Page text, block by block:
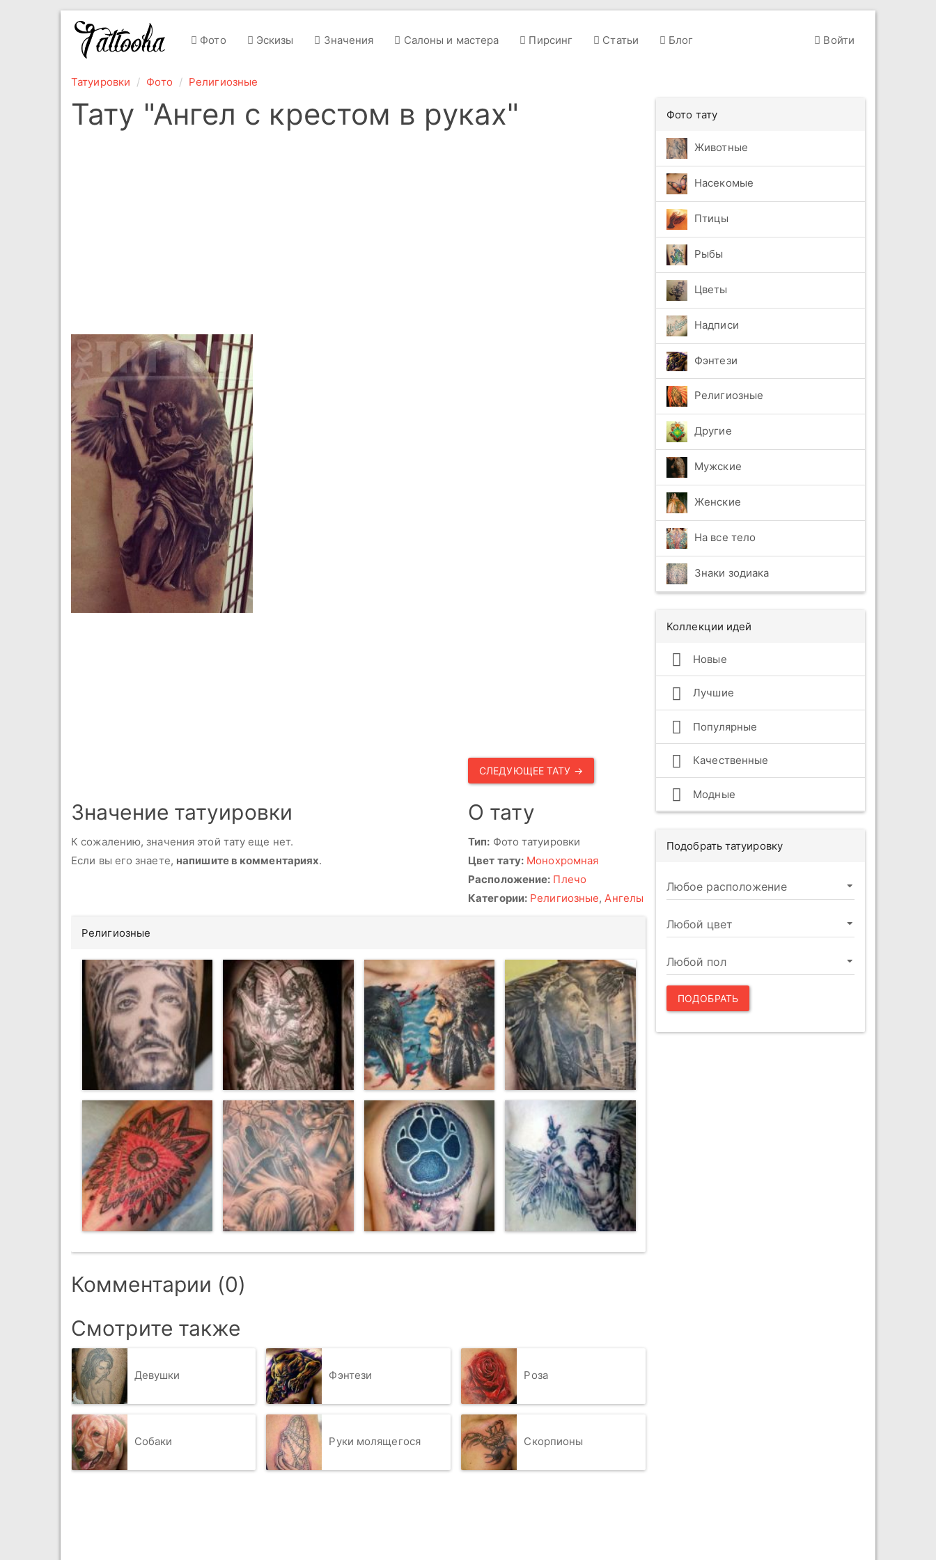
Фото Эскизы Значения Салоны и мастера Пирсинг Статьи Блог Войти
Татуировки Фото Религиозные
Тату "Ангел с крестом в руках"
СЛЕДУЮЩЕЕ ТАТУ →
Значение татуировки
К сожалению, значения этой тату еще нет.
Если вы его знаете, напишите в комментариях.
О тату
Тип: Фото татуировки
Цвет тату: Монохромная
Расположение: Плечо
Категории: Религиозные,Ангелы
Религиозные
Комментарии (0)
Смотрите также
Девушки Фэнтези Роза
Собаки Руки молящегося Скорпионы
Фото тату
Животные
Насекомые
Птицы
Рыбы
Цветы
Надписи
Фэнтези
Религиозные
Другие
Мужские
Женские
На все тело
Знаки зодиака
Коллекции идей
Новые
Лучшие
Популярные
Качественные
Модные
Подобрать татуировку
ПОДОБРАТЬ